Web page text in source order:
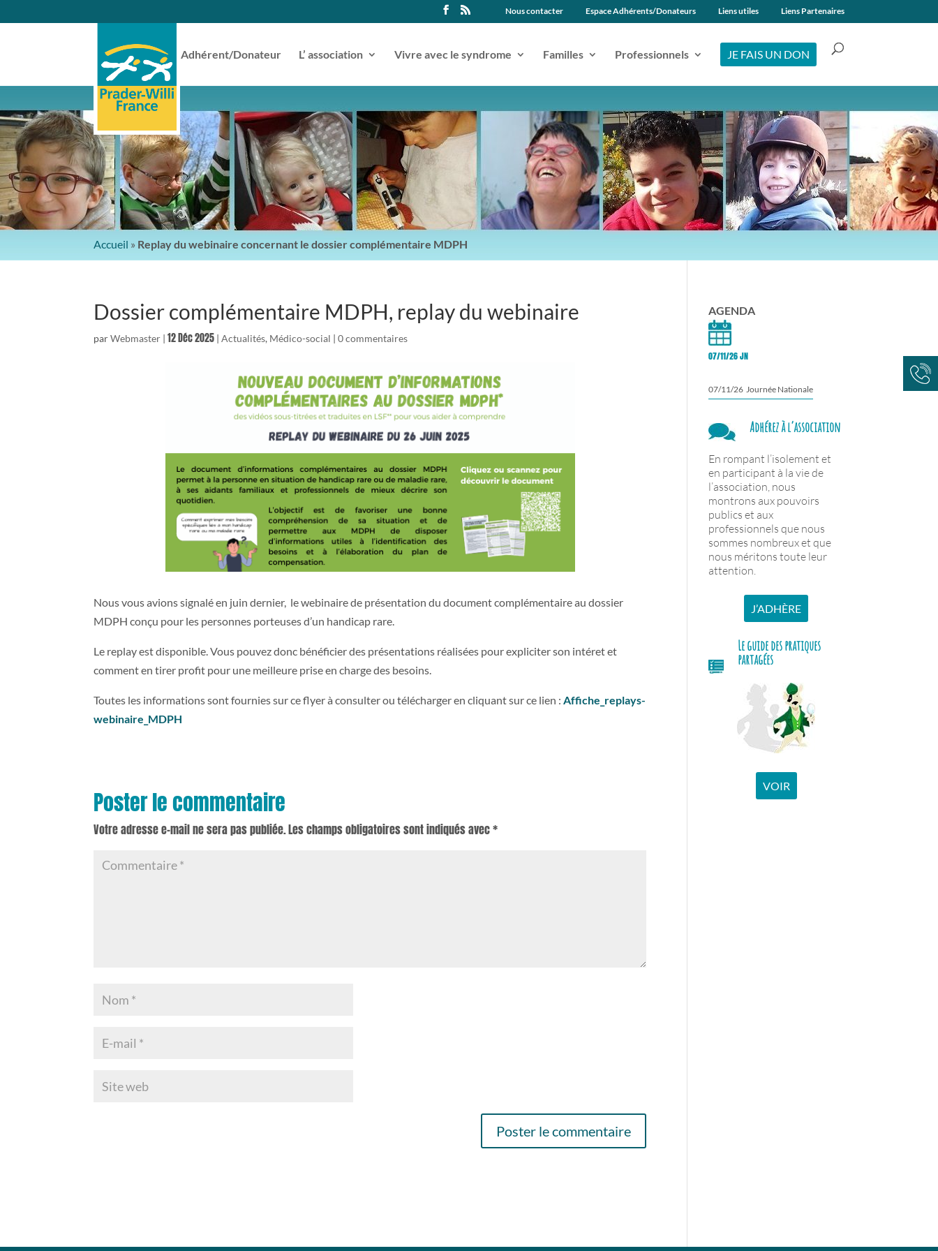
Nous contacter Espace Adhérents/Donateurs Liens utiles Liens Partenaires
Adhérent/Donateur L’ association Vivre avec le syndrome Familles Professionnels JE FAIS UN DON
Accueil » Replay du webinaire concernant le dossier complémentaire MDPH
Dossier complémentaire MDPH, replay du webinaire
parWebmaster |12 Déc 2025 |Actualités, Médico-social |0 commentaires
Nous vous avions signalé en juin dernier, le webinaire de présentation du document complémentaire au dossier
MDPH conçu pour les personnes porteuses d’un handicap rare.
Le replay est disponible. Vous pouvez donc bénéficier des présentations réalisées pour expliciter son intéret et
comment en tirer profit pour une meilleure prise en charge des besoins.
Toutes les informations sont fournies sur ce flyer à consulter ou télécharger en cliquant sur ce lien : Affiche_replays-
webinaire_MDPH
Poster le commentaire
Votre adresse e-mail ne sera pas publiée.Les champs obligatoires sont indiqués avec*
AGENDA
07/11/26 JN
07/11/26 Journée Nationale
Adhérez à l’association
En rompant l’isolement et
en participant à la vie de
l’association, nous
montrons aux pouvoirs
publics et aux
professionnels que nous
sommes nombreux et que
nous méritons toute leur
attention.
J’ADHÈRE
Le guide des pratiques
partagées
VOIR